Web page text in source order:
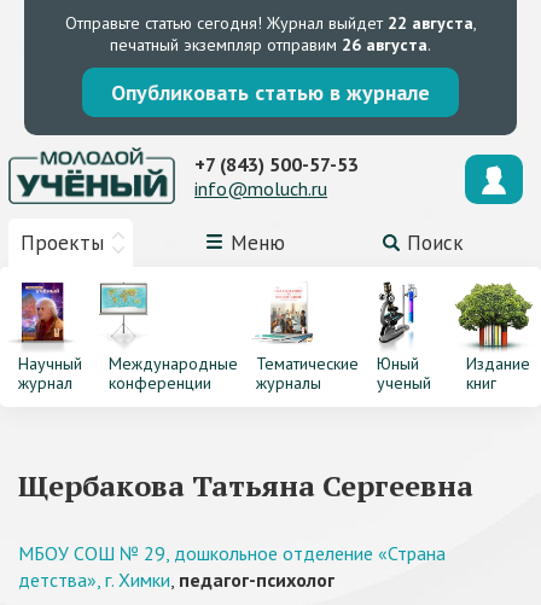
Отправьте статью сегодня! Журнал выйдет 22 августа,
печатный экземпляр отправим 26 августа.
Опубликовать статью в журнале
Проекты Меню Поиск
+7 (843) 500-57-53
info@moluch.ru
Научный
журнал
Международные
конференции
Тематические
журналы
Юный
ученый
Издание
книг
Щербакова Татьяна Сергеевна
МБОУ СОШ № 29, дошкольное отделение «Страна
детства», г. Химки, педагог-психолог